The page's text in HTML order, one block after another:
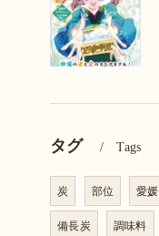
タグ Tags
炭 部位 愛媛
備長炭 調味料